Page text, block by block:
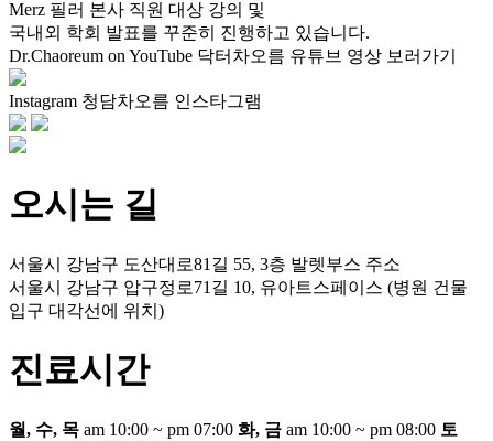
Merz 필러 본사 직원 대상 강의 및
국내외 학회 발표를 꾸준히 진행하고 있습니다.
Dr.Chaoreum on YouTube 닥터차오름 유튜브 영상 보러가기
Instagram 청담차오름 인스타그램
오시는 길
서울시 강남구 도산대로81길 55, 3층 발렛부스 주소
서울시 강남구 압구정로71길 10, 유아트스페이스 (병원 건물
입구 대각선에 위치)
진료시간
월, 수, 목 am 10:00 ~ pm 07:00 화, 금 am 10:00 ~ pm 08:00 토